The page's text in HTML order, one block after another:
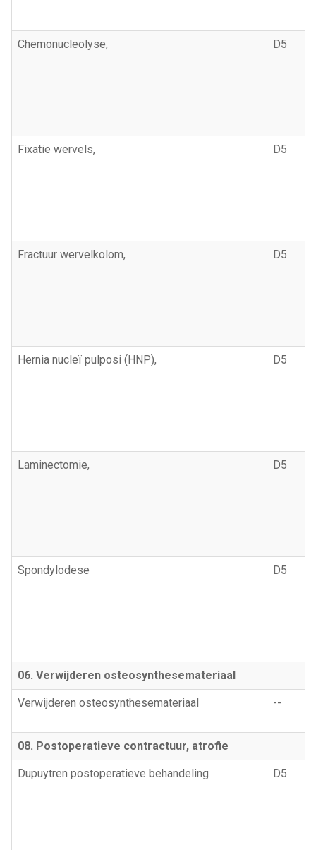
Chemonucleolyse, D5
Fixatie wervels, D5
Fractuur wervelkolom, D5
Hernia nucleï pulposi (HNP), D5
Laminectomie, D5
Spondylodese D5
06. Verwijderen osteosynthesemateriaal
Verwijderen osteosynthesemateriaal --
08. Postoperatieve contractuur, atrofie
Dupuytren postoperatieve behandeling D5